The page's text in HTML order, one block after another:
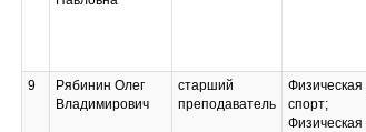
перевозки
пассажиров;
Общая
9
Рябинин Олег
Владимирович
старший
преподаватель
Физическая
спорт;
Физическая